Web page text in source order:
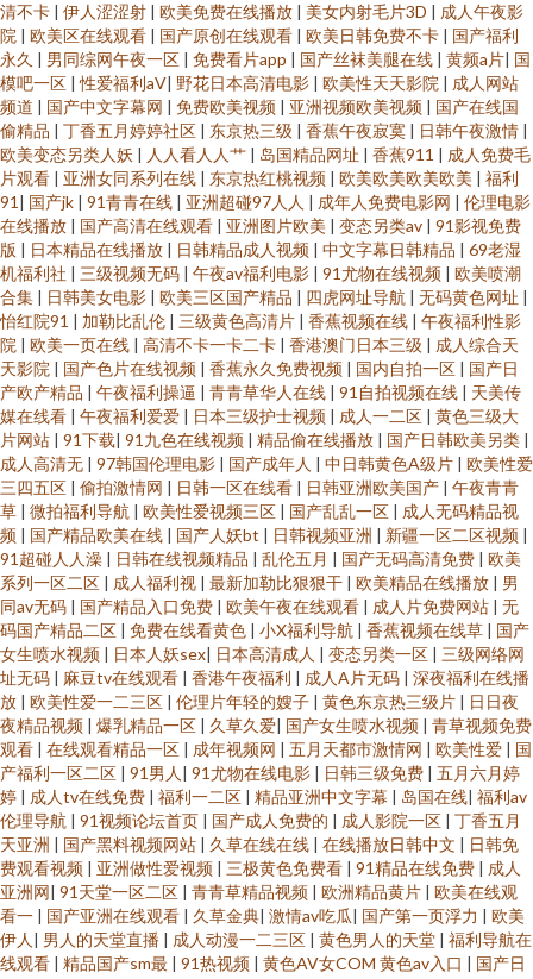
清不卡 | 伊人涩涩射 | 欧美免费在线播放 | 美女内射毛片3D | 成人午夜影
院 | 欧美区在线观看 | 国产原创在线观看 | 欧美日韩免费不卡 | 国产福利
永久 | 男同综网午夜一区 | 免费看片app | 国产丝袜美腿在线 | 黄频a片| 国
模吧一区 |性爱福利aV| 野花日本高清电影 | 欧美性天天影院 | 成人网站
频道 | 国产中文字幕网 | 免费欧美视频 | 亚洲视频欧美视频 | 国产在线国
偷精品 | 丁香五月婷婷社区 | 东京热三级 | 香蕉午夜寂寞 | 日韩午夜激情 |
欧美变态另类人妖 | 人人看人人艹 | 岛国精品网址 | 香蕉911 | 成人免费毛
片观看 | 亚洲女同系列在线 | 东京热红桃视频 | 欧美欧美欧美欧美 | 福利
91 | 国产jk | 91青青在线 | 亚洲超碰97人人 | 成年人免费电影网 | 伦理电影
在线播放 | 国产高清在线观看 | 亚洲图片欧美 | 变态另类av | 91影视免费
版 | 日本精品在线播放 | 日韩精品成人视频 | 中文字幕日韩精品 | 69老湿
机福利社 | 三级视频无码 | 午夜av福利电影 | 91尤物在线视频 | 欧美喷潮
合集 | 日韩美女电影 | 欧美三区国产精品 | 四虎网址导航 | 无码黄色网址 |
怡红院91 | 加勒比乱伦 | 三级黄色高清片 | 香蕉视频在线 | 午夜福利性影
院 | 欧美一页在线 | 高清不卡一卡二卡 | 香港澳门日本三级 | 成人综合天
天影院 | 国产色片在线视频 | 香蕉永久免费视频 | 国内自拍一区 | 国产日
产欧产精品 | 午夜福利操逼 | 青青草华人在线 | 91自拍视频在线 | 天美传
媒在线看 | 午夜福利爱爱 | 日本三级护士视频 | 成人一二区 | 黄色三级大
片网站 | 91下载| 91九色在线视频 | 精品偷在线播放 | 国产日韩欧美另类 |
成人高清无 | 97韩国伦理电影 | 国产成年人 | 中日韩黄色A级片 | 欧美性爱
三四五区 | 偷拍激情网 | 日韩一区在线看 | 日韩亚洲欧美国产 | 午夜青青
草 | 微拍福利导航 | 欧美性爱视频三区 | 国产乱乱一区 | 成人无码精品视
频 | 国产精品欧美在线 | 国产人妖bt | 日韩视频亚洲 | 新疆一区二区视频 |
91超碰人人澡 | 日韩在线视频精品 | 乱伦五月 | 国产无码高清免费 | 欧美
系列一区二区 | 成人福利视 | 最新加勒比狠狠干 | 欧美精品在线播放 | 男
同av无码 | 国产精品入口免费 | 欧美午夜在线观看 | 成人片免费网站 | 无
码国产精品二区 | 免费在线看黄色 | 小X福利导航 | 香蕉视频在线草 | 国产
女生喷水视频 | 日本人妖sex| 日本高清成人 | 变态另类一区 | 三级网络网
址无码 | 麻豆tv在线观看 | 香港午夜福利 | 成人A片无码 | 深夜福利在线播
放 | 欧美性爱一二三区 | 伦理片年轻的嫂子 | 黄色东京热三级片 | 日日夜
夜精品视频 | 爆乳精品一区 | 久草久爱| 国产女生喷水视频 | 青草视频免费
观看 | 在线观看精品一区 | 成年视频网 | 五月天都市激情网 | 欧美性爱 | 国
产福利一区二区 | 91男人 | 91尤物在线电影 | 日韩三级免费 | 五月六月婷
婷 | 成人tv在线免费 | 福利一二区 | 精品亚洲中文字幕 | 岛国在线| 福利av
伦理导航 | 91视频论坛首页 | 国产成人免费的 | 成人影院一区 | 丁香五月
天亚洲 | 国产黑料视频网站 | 久草在线在线 | 在线播放日韩中文 | 日韩免
费观看视频 | 亚洲做性爱视频 | 三极黄色免费看 | 91精品在线免费 | 成人
亚洲网| 91天堂一区二区 | 青青草精品视频 | 欧洲精品黄片 | 欧美在线观
看一 | 国产亚洲在线观看 | 久草金典| 激情av吃瓜| 国产第一页浮力 | 欧美
伊人 | 男人的天堂直播 | 成人动漫一二三区 | 黄色男人的天堂 | 福利导航在
线观看 | 精品国产sm最 | 91热视频 | 黄色AV女COM 黄色av入口 | 国产日